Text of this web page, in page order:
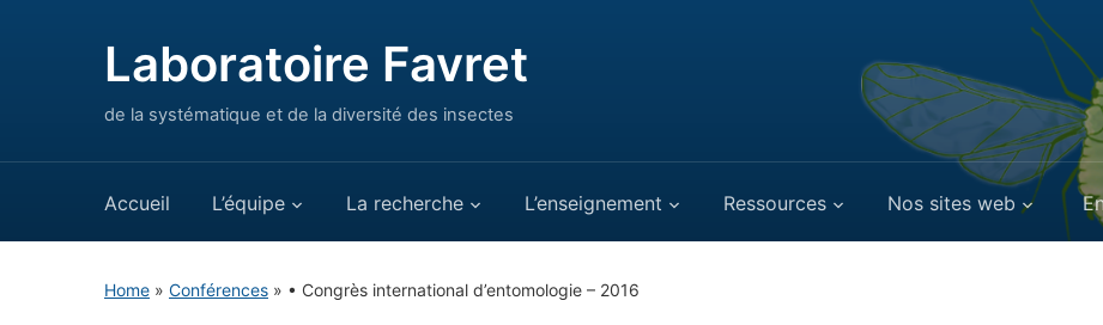
Laboratoire Favret
de la systématique et de la diversité des insectes
Accueil L’équipe La recherche L’enseignement Ressources Nos sites web
Home » Conférences » • Congrès international d’entomologie – 2016